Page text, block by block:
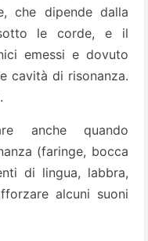
che dipende dalla
sotto le corde, e il
emessi e dovuto
cavità di risonanza.
anche quando
(faringe, bocca
di lingua, labbra,
alcuni suoni